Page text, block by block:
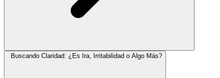
Buscando Claridad: ¿Es Ira, Irritabilidad o Algo Más?